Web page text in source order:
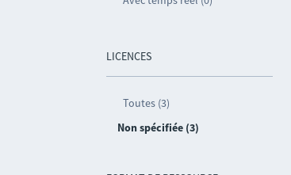
LICENCES
Toutes (3)
Non spécifiée (3)